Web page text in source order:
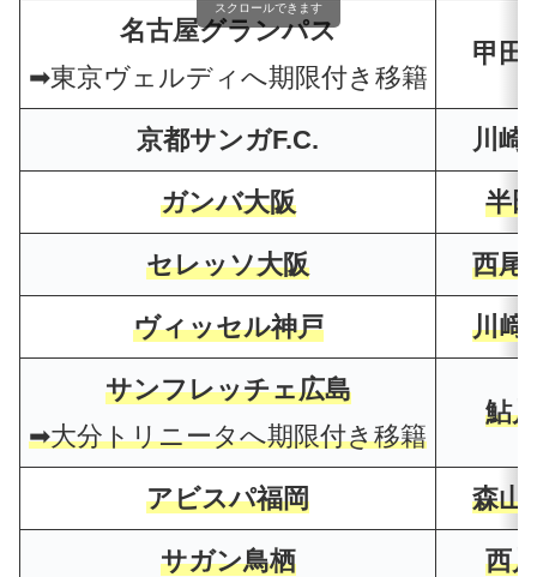
名古屋グランパス
➡東京ヴェルディへ期限付き移籍
甲田
京都サンガF.C. 川崎
ガンバ大阪 半
セレッソ大阪 西尾
ヴィッセル神戸 川﨑
サンフレッチェ広島
➡大分トリニータへ期限付き移籍
鮎
アビスパ福岡 森山
サガン鳥栖 西
スクロールできます